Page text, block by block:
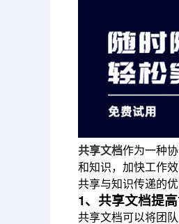
共享文档作为一种
和知识，加快工作
共享与知识传递的优
1、共享文档提
共享文档可以将团